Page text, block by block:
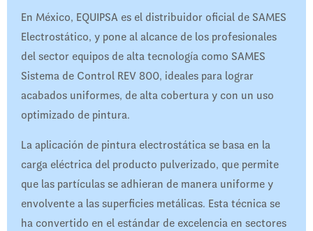
En México, EQUIPSA es el distribuidor oficial de SAMES
Electrostático, y pone al alcance de los profesionales
del sector equipos de alta tecnología como SAMES
Sistema de Control REV 800, ideales para lograr
acabados uniformes, de alta cobertura y con un uso
optimizado de pintura.
La aplicación de pintura electrostática se basa en la
carga eléctrica del producto pulverizado, que permite
que las partículas se adhieran de manera uniforme y
envolvente a las superficies metálicas. Esta técnica se
ha convertido en el estándar de excelencia en sectores